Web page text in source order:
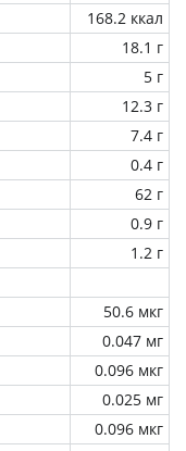
168.2 ккал
18.1 г
5 г
12.3 г
7.4 г
0.4 г
62 г
0.9 г
1.2 г
50.6 мкг
0.047 мг
0.096 мкг
0.025 мг
0.096 мкг